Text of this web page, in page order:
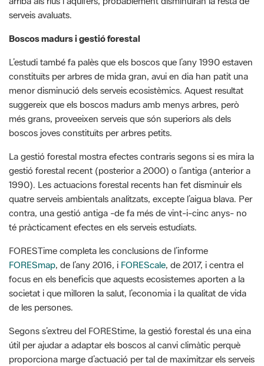
L’estudi també fa palès que els boscos que l’any 1990 estaven
constituïts per arbres de mida gran, avui en dia han patit una
menor disminució dels serveis ecosistèmics. Aquest resultat
suggereix que els boscos madurs amb menys arbres, però
més grans, proveeixen serveis que són superiors als dels
boscos joves constituïts per arbres petits.
La gestió forestal mostra efectes contraris segons si es mira la
gestió forestal recent (posterior a 2000) o l’antiga (anterior a
1990). Les actuacions forestal recents han fet disminuir els
quatre serveis ambientals analitzats, excepte l’aigua blava. Per
contra, una gestió antiga ­­­-de fa més de vint-i-cinc anys- no
té pràcticament efectes en els serveis estudiats.
FORESTime completa les conclusions de l’informe
FORESmap
, de l’any 2016, i FOREScale
, de 2017, i centra el
focus en els beneficis que aquests ecosistemes aporten a la
societat i que milloren la salut, l’economia i la qualitat de vida
de les persones.
Segons s’extreu del FOREStime, la gestió forestal és una eina
útil per ajudar a adaptar els boscos al canvi climàtic perquè
proporciona marge d’actuació per tal de maximitzar els serveis
ecosistèmics que, com a societat, volem que els nostres
boscos ens ofereixin.